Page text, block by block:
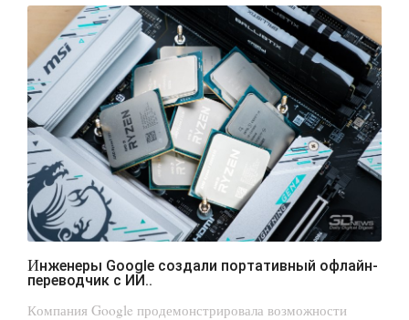
Инженеры Google создали портативный офлайн-
переводчик с ИИ..
Компания Google продемонстрировала возможности